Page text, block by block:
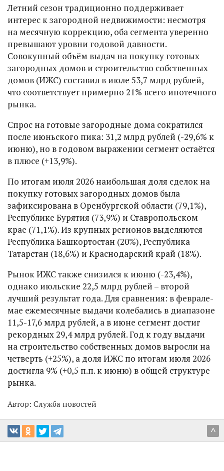
Летний сезон традиционно поддерживает
интерес к загородной недвижимости: несмотря
на месячную коррекцию, оба сегмента уверенно
превышают уровни годовой давности.
Совокупный объём выдач на покупку готовых
загородных домов и строительство собственных
домов (ИЖС) составил в июле 53,7 млрд рублей,
что соответствует примерно 21% всего ипотечного
рынка.
Спрос на готовые загородные дома сократился
после июньского пика: 31,2 млрд рублей (-29,6% к
июню), но в годовом выражении сегмент остаётся
в плюсе (+13,9%).
По итогам июля 2026 наибольшая доля сделок на
покупку готовых загородных домов была
зафиксирована в Оренбургской области (79,1%),
Республике Бурятия (73,9%) и Ставропольском
крае (71,1%). Из крупных регионов выделяются
Республика Башкортостан (20%), Республика
Татарстан (18,6%) и Краснодарский край (18%).
Рынок ИЖС также снизился к июню (-23,4%),
однако июльские 22,5 млрд рублей – второй
лучший результат года. Для сравнения: в феврале-
мае ежемесячные выдачи колебались в диапазоне
11,5-17,6 млрд рублей, а в июне сегмент достиг
рекордных 29,4 млрд рублей. Год к году выдачи
на строительство собственных домов выросли на
четверть (+25%), а доля ИЖС по итогам июля 2026
достигла 9% (+0,5 п.п. к июню) в общей структуре
рынка.
Автор: Служба новостей
^